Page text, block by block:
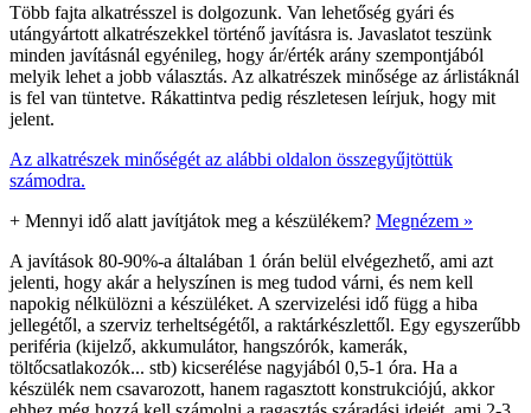
Több fajta alkatrésszel is dolgozunk. Van lehetőség gyári és
utángyártott alkatrészekkel történő javításra is. Javaslatot teszünk
minden javításnál egyénileg, hogy ár/érték arány szempontjából
melyik lehet a jobb választás. Az alkatrészek minősége az árlistáknál
is fel van tüntetve. Rákattintva pedig részletesen leírjuk, hogy mit
jelent.
Az alkatrészek minőségét az alábbi oldalon összegyűjtöttük
számodra.
+ Mennyi idő alatt javítjátok meg a készülékem? Megnézem »
A javítások 80-90%-a általában 1 órán belül elvégezhető, ami azt
jelenti, hogy akár a helyszínen is meg tudod várni, és nem kell
napokig nélkülözni a készüléket. A szervizelési idő függ a hiba
jellegétől, a szerviz terheltségétől, a raktárkészlettől. Egy egyszerűbb
periféria (kijelző, akkumulátor, hangszórók, kamerák,
töltőcsatlakozók... stb) kicserélése nagyjából 0,5-1 óra. Ha a
készülék nem csavarozott, hanem ragasztott konstrukciójú, akkor